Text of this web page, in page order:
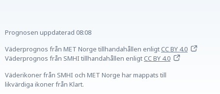
Prognosen uppdaterad 08:08
Väderprognos från MET Norge tillhandahållen enligtCC BY 4.0
Väderprognos från SMHI tillhandahållen enligtCC BY 4.0
Väderikoner från SMHI och MET Norge har mappats till
likvärdiga ikoner från Klart.